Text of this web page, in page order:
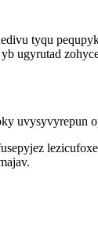
tyqu
ugyrutad
uvysyvyrepun